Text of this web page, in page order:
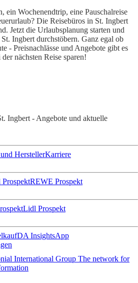
ein Wochenendtrip, eine Pauschalreise
Die Reisebüros in St. Ingbert
Jetzt die Urlaubsplanung starten und
Ingbert durchstöbern. Ganz egal ob
- Preisnachlässe und Angebote gibt es
nächsten Reise sparen!
Ingbert - Angebote und aktuelle
HerstellerKarriere
REWE Prospekt
Lidl Prospekt
kaufDA InsightsApp
International Group The network for